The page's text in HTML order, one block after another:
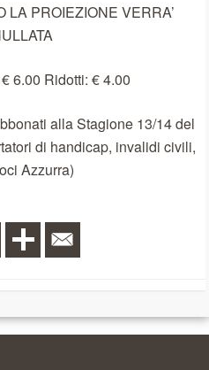
LA PROIEZIONE VERRA’
6.00 Ridotti: € 4.00
alla Stagione 13/14 del
di handicap, invalidi civili,
Azzurra)